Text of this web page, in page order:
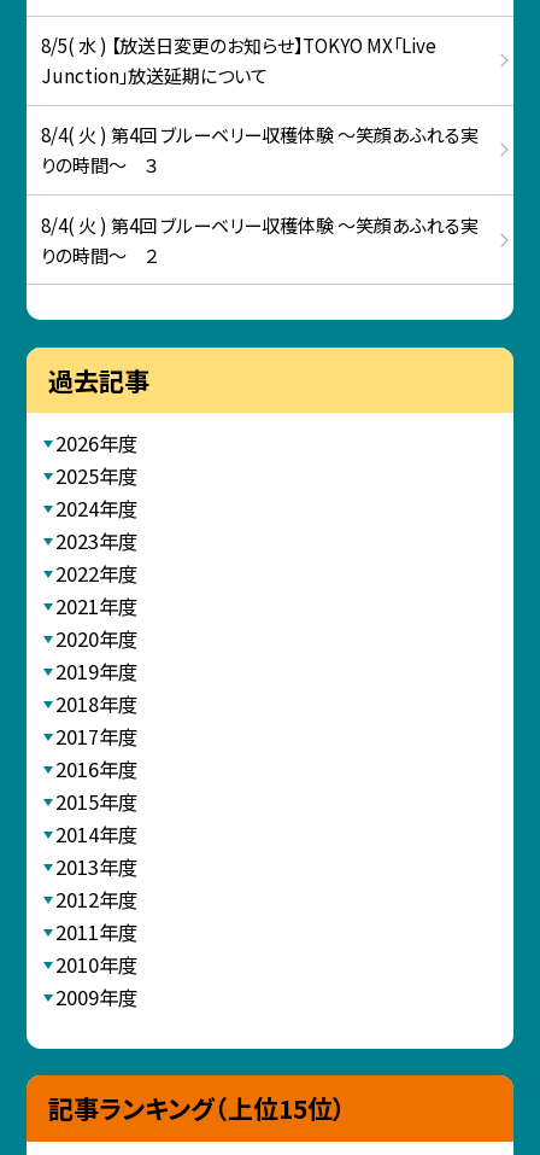
8/5( 水 ) 【放送日変更のお知らせ】TOKYO MX「Live
Junction」放送延期について
8/4( 火 ) 第4回 ブルーベリー収穫体験 ～笑顔あふれる実
りの時間～ ３
8/4( 火 ) 第4回 ブルーベリー収穫体験 ～笑顔あふれる実
りの時間～ ２
過去記事
2026年度
2025年度
2024年度
2023年度
2022年度
2021年度
2020年度
2019年度
2018年度
2017年度
2016年度
2015年度
2014年度
2013年度
2012年度
2011年度
2010年度
2009年度
記事ランキング（上位15位）